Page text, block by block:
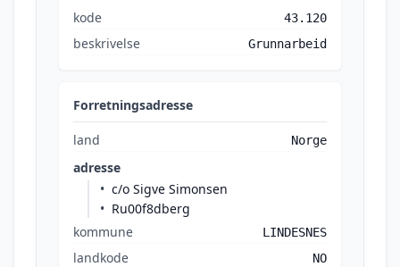
kode 43.120
beskrivelse Grunnarbeid
Forretningsadresse
land Norge
adresse
c/o Sigve Simonsen
Ru00f8dberg
kommune
LINDESNES
landkode NO